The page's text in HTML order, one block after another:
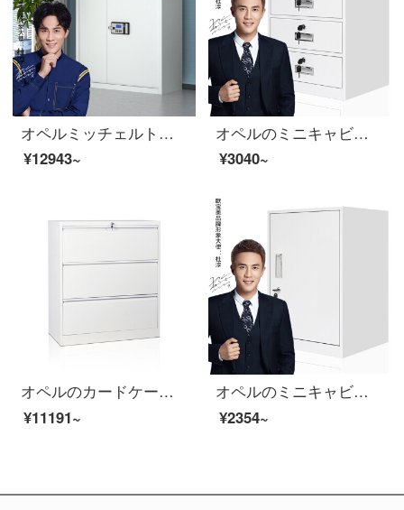
オペルミッチェルト電子チェイサーパスワードボックス単節
¥12943~
オペルのミニキャビネットのファイルキャビネットのチェストテーブルの下にあるイベントキャビネットのスチール制ナイトの四斗キャビネット
¥3040~
オペルのカードケースのチェイサーカードの箱の資料の箱A 4カードの箱は労働者の箱の広いカードの箱の事務室の戸棚を掛けて厚い金の3斗の白色をプラスします。
¥11191~
オペルのミニキャビネットのファイルキャビネットのチェイトテーブルの下にあるイベントキャビネットのスチール制のナイトテ。
¥2354~